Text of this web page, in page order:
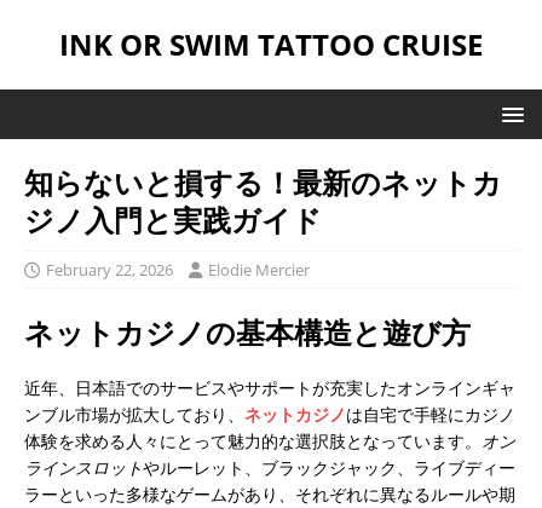
INK OR SWIM TATTOO CRUISE
知らないと損する！最新のネットカ
ジノ入門と実践ガイド
February 22, 2026 Elodie Mercier
ネットカジノの基本構造と遊び方
近年、日本語でのサービスやサポートが充実したオンラインギャ
ンブル市場が拡大しており、 ネットカジノは自宅で手軽にカジノ
体験を求める人々にとって魅力的な選択肢となっています。 オン
ラインスロットやルーレット、ブラックジャック、ライブディー
ラーといった多様なゲームがあり、それぞれに異なるルールや期